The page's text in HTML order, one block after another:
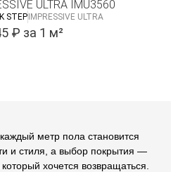
ULTRA IMU3560
STEPIMPRESSIVE ULTRA
₽ за 1 м²
метр пола становится
и стиля, а выбор покрытия —
хочется возвращаться.